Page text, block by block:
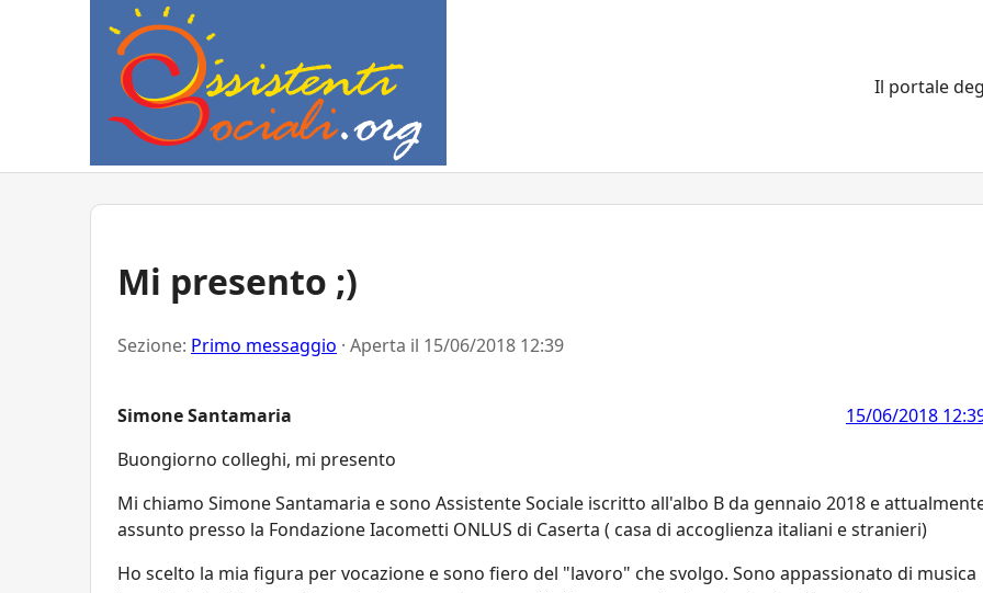
Il portale
Mi presento ;)
Sezione: Primo messaggio · Aperta il 15/06/2018 12:39
Simone Santamaria
15/06/2018
Buongiorno colleghi, mi presento
Mi chiamo Simone Santamaria e sono Assistente Sociale iscritto all'albo B da gennaio 2018 e
assunto presso la Fondazione Iacometti ONLUS di Caserta ( casa di accoglienza italiani e stranieri)
Ho scelto la mia figura per vocazione e sono fiero del "lavoro" che svolgo. Sono appassionato di musica